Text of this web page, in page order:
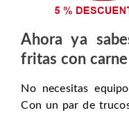
Ahora ya
fritas con
No necesitas
Con un par de